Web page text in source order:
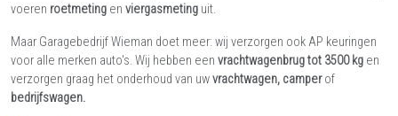
voeren roetmeting en viergasmeting uit.
Maar Garagebedrijf Wieman doet meer: wij verzorgen ook AP keuringen
voor alle merken auto's. Wij hebben een vrachtwagenbrug tot 3500 kg en
verzorgen graag het onderhoud van uwvrachtwagen, camperof
bedrijfswagen.